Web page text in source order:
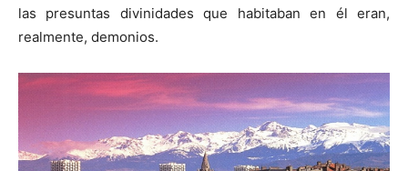
las presuntas divinidades que habitaban en él eran,
realmente, demonios.